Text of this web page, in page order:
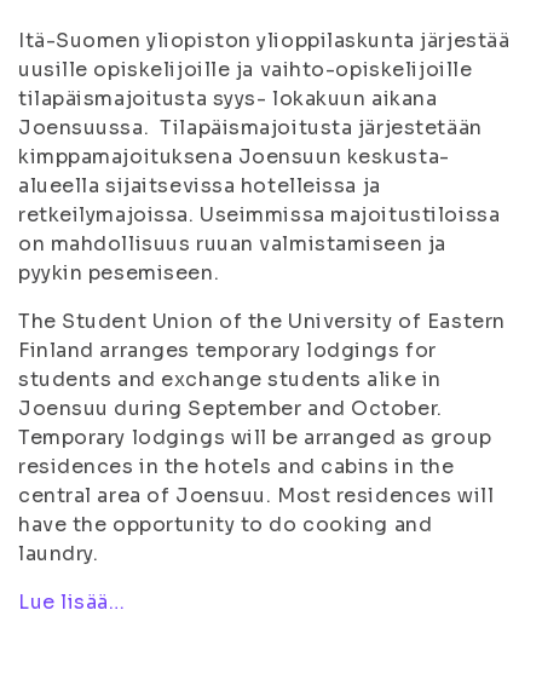
Itä-Suomen yliopiston ylioppilaskunta järjestää
uusille opiskelijoille ja vaihto-opiskelijoille
tilapäismajoitusta syys- lokakuun aikana
Joensuussa. Tilapäismajoitusta järjestetään
kimppamajoituksena Joensuun keskusta-
alueella sijaitsevissa hotelleissa ja
retkeilymajoissa. Useimmissa majoitustiloissa
on mahdollisuus ruuan valmistamiseen ja
pyykin pesemiseen.
The Student Union of the University of Eastern
Finland arranges temporary lodgings for
students and exchange students alike in
Joensuu during September and October.
Temporary lodgings will be arranged as group
residences in the hotels and cabins in the
central area of Joensuu. Most residences will
have the opportunity to do cooking and
laundry.
Lue lisää…